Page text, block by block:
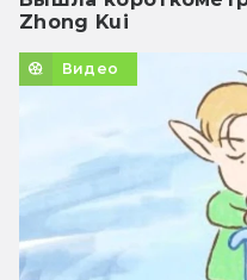
Zhong Kui
Видео